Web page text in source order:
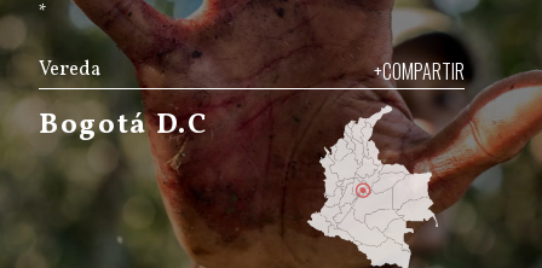
*
Vereda +COMPARTIR
Bogotá D.C